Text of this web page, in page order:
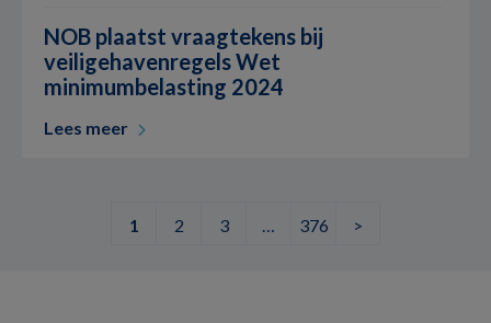
NOB plaatst vraagtekens bij
veiligehavenregels Wet
minimumbelasting 2024
Lees meer
1 2 3 … 376 >